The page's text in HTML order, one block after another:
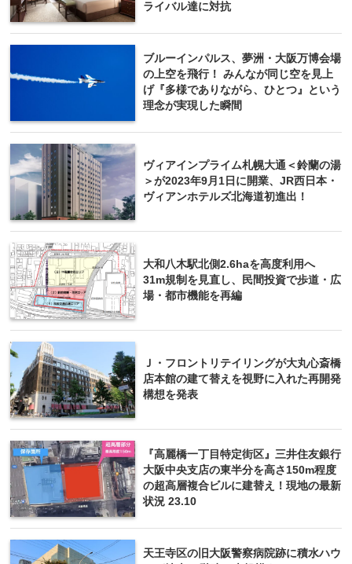
ライバル達に対抗
ブルーインパルス、夢洲・大阪万博会場
の上空を飛行！ みんなが同じ空を見上
げ『多様でありながら、ひとつ』という
理念が実現した瞬間
ヴィアインプライム札幌大通＜鈴蘭の湯
＞が2023年9月1日に開業、JR西日本・
ヴィアンホテルズ北海道初進出！
大和八木駅北側2.6haを高度利用へ
31m規制を見直し、民間投資で歩道・広
場・都市機能を再編
Ｊ・フロントリテイリングが大丸心斎橋
店本館の建て替えを視野に入れた再開発
構想を発表
『高麗橋一丁目特定街区』三井住友銀行
大阪中央支店の東半分を高さ150m程度
の超高層複合ビルに建替え！現地の最新
状況 23.10
天王寺区の旧大阪警察病院跡に積水ハウ